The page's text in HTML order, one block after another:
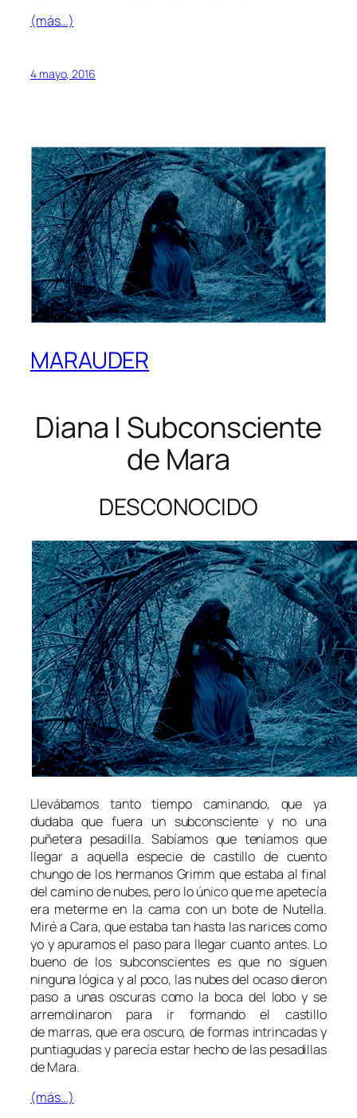
(más…)
4 mayo, 2016
MARAUDER
Diana | Subconsciente
de Mara
DESCONOCIDO
Llevábamos tanto tiempo caminando, que ya
dudaba que fuera un subconsciente y no una
puñetera pesadilla. Sabíamos que teníamos que
llegar a aquella especie de castillo de cuento
chungo de los hermanos Grimm que estaba al final
del camino de nubes, pero lo único que me apetecía
era meterme en la cama con un bote de Nutella.
Miré a Cara, que estaba tan hasta las narices como
yo y apuramos el paso para llegar cuanto antes. Lo
bueno de los subconscientes es que no siguen
ninguna lógica y al poco, las nubes del ocaso dieron
paso a unas oscuras como la boca del lobo y se
arremolinaron para ir formando el castillo
de marras, que era oscuro, de formas intrincadas y
puntiagudas y parecía estar hecho de las pesadillas
de Mara.
(más…)